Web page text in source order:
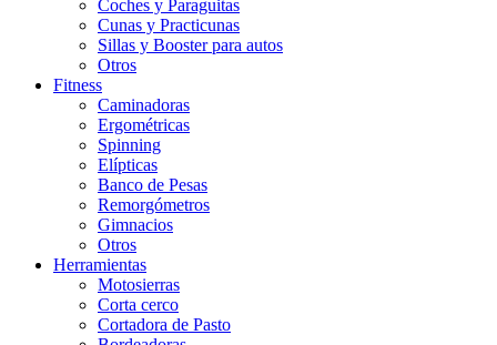
Coches y Paraguitas
Cunas y Practicunas
Sillas y Booster para autos
Otros
Fitness
Caminadoras
Ergométricas
Spinning
Elípticas
Banco de Pesas
Remorgómetros
Gimnacios
Otros
Herramientas
Motosierras
Corta cerco
Cortadora de Pasto